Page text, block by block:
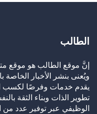
الطالب
إنَّ موقع الطالب هو موقع
ويُعنى بنشر الأخبار الخاصة
يقدم خدمات وفرصًا لكسب
تطوير الذات وبناء الثقة
الوظيفي عبر توفير عدد